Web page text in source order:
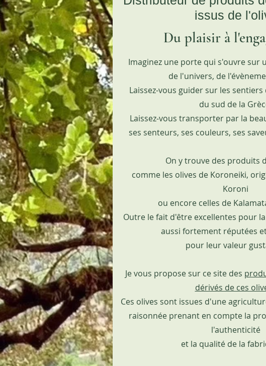
issus de
Du plaisir à
Imaginez une porte qui s'ouvre sur
de l'univers, de
Laissez-vous guider sur les
du sud de la
Laissez-vous transporter par la
ses senteurs, ses couleurs, ses
On y trouve des produits
comme les olives de Koroneiki,
Koroni
ou encore celles de
Outre le fait d'être excellentes pour
aussi fortement réputées
pour leur valeur
Je vous propose sur ce site des
dérivés de ces
Ces olives sont issues d'une
raisonnée prenant en compte la
l'authenticité
et la qualité de la